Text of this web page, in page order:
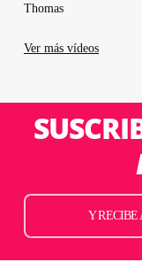
Thomas
Ver más vídeos
Y RECIBE